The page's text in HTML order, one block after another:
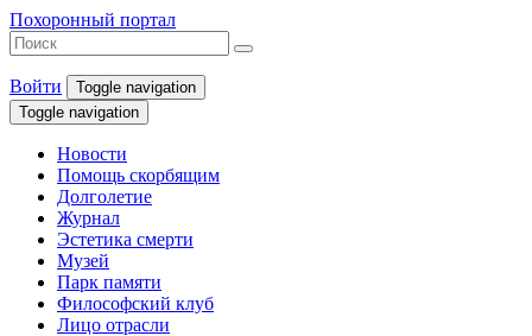
Похоронный портал
Войти
Toggle navigation
Toggle navigation
Новости
Помощь скорбящим
Долголетие
Журнал
Эстетика смерти
Музей
Парк памяти
Философский клуб
Лицо отрасли